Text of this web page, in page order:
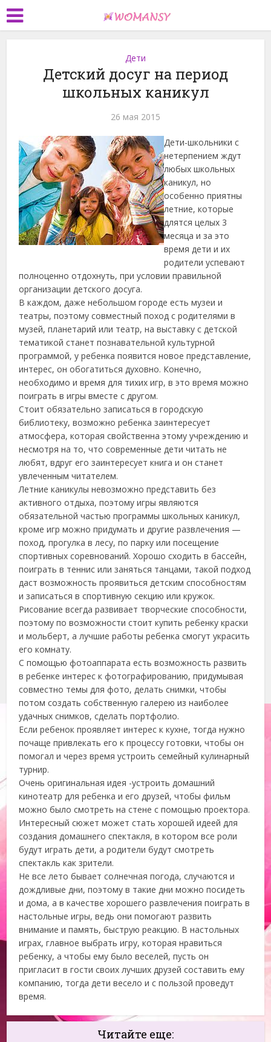
Дети
Детский досуг на период
школьных каникул
26 мая 2015
Дети-школьники с
нетерпением ждут
любых школьных
каникул, но
особенно приятны
летние, которые
длятся целых 3
месяца и за это
время дети и их
родители успевают
полноценно отдохнуть, при условии правильной
организации детского досуга.
В каждом, даже небольшом городе есть музеи и
театры, поэтому совместный поход с родителями в
музей, планетарий или театр, на выставку с детской
тематикой станет познавательной культурной
программой,у ребенка появится новое представление,
интерес, он обогатиться духовно. Конечно,
необходимо и время для тихих игр, в это время можно
поиграть в игры вместе с другом.
Стоит обязательно записаться в городскую
библиотеку, возможно ребенка заинтересует
атмосфера, которая свойственна этому учреждению и
несмотря на то, что современные дети читать не
любят, вдруг его заинтересует книга и он станет
увлеченным читателем.
Летние каникулы невозможно представить без
активного отдыха, поэтому игры являются
обязательной частью программы школьных каникул,
кроме игр можно придумать и другие развлечения —
поход, прогулка в лесу, по парку или посещение
спортивных соревнований. Хорошо сходить в бассейн,
поиграть в теннис или заняться танцами, такой подход
даст возможность проявиться детским способностям
и записаться в спортивную секцию или кружок.
Рисование всегда развивает творческие способности,
поэтому по возможности стоит купить ребенку краски
и мольберт, а лучшие работы ребенка смогут украсить
его комнату.
С помощью фотоаппарата есть возможность развить
в ребенке интерес к фотографированию, придумывая
совместно темы для фото, делать снимки, чтобы
потом создать собственную галерею из наиболее
удачных снимков, сделать портфолио.
Если ребенок проявляет интерес к кухне, тогда нужно
почаще привлекать его к процессу готовки, чтобы он
помогал и через время устроить семейный кулинарный
турнир.
Очень оригинальная идея -устроить домашний
кинотеатр для ребенка и его друзей, чтобы фильм
можно было смотреть на стене с помощью проектора.
Интересный сюжет может стать хорошей идеей для
создания домашнего спектакля, в котором все роли
будут играть дети, а родители будут смотреть
спектакль как зрители.
Не все лето бывает солнечная погода, случаются и
дождливые дни, поэтому в такие дни можно посидеть
и дома, а в качестве хорошего развлечения поиграть в
настольные игры, ведь они помогают развить
внимание и память, быструю реакцию. В настольных
играх, главное выбрать игру, которая нравиться
ребенку, а чтобы ему было веселей, пусть он
пригласит в гости своих лучших друзей составить ему
компанию, тогда дети весело и с пользой проведут
время.
Читайте еще: